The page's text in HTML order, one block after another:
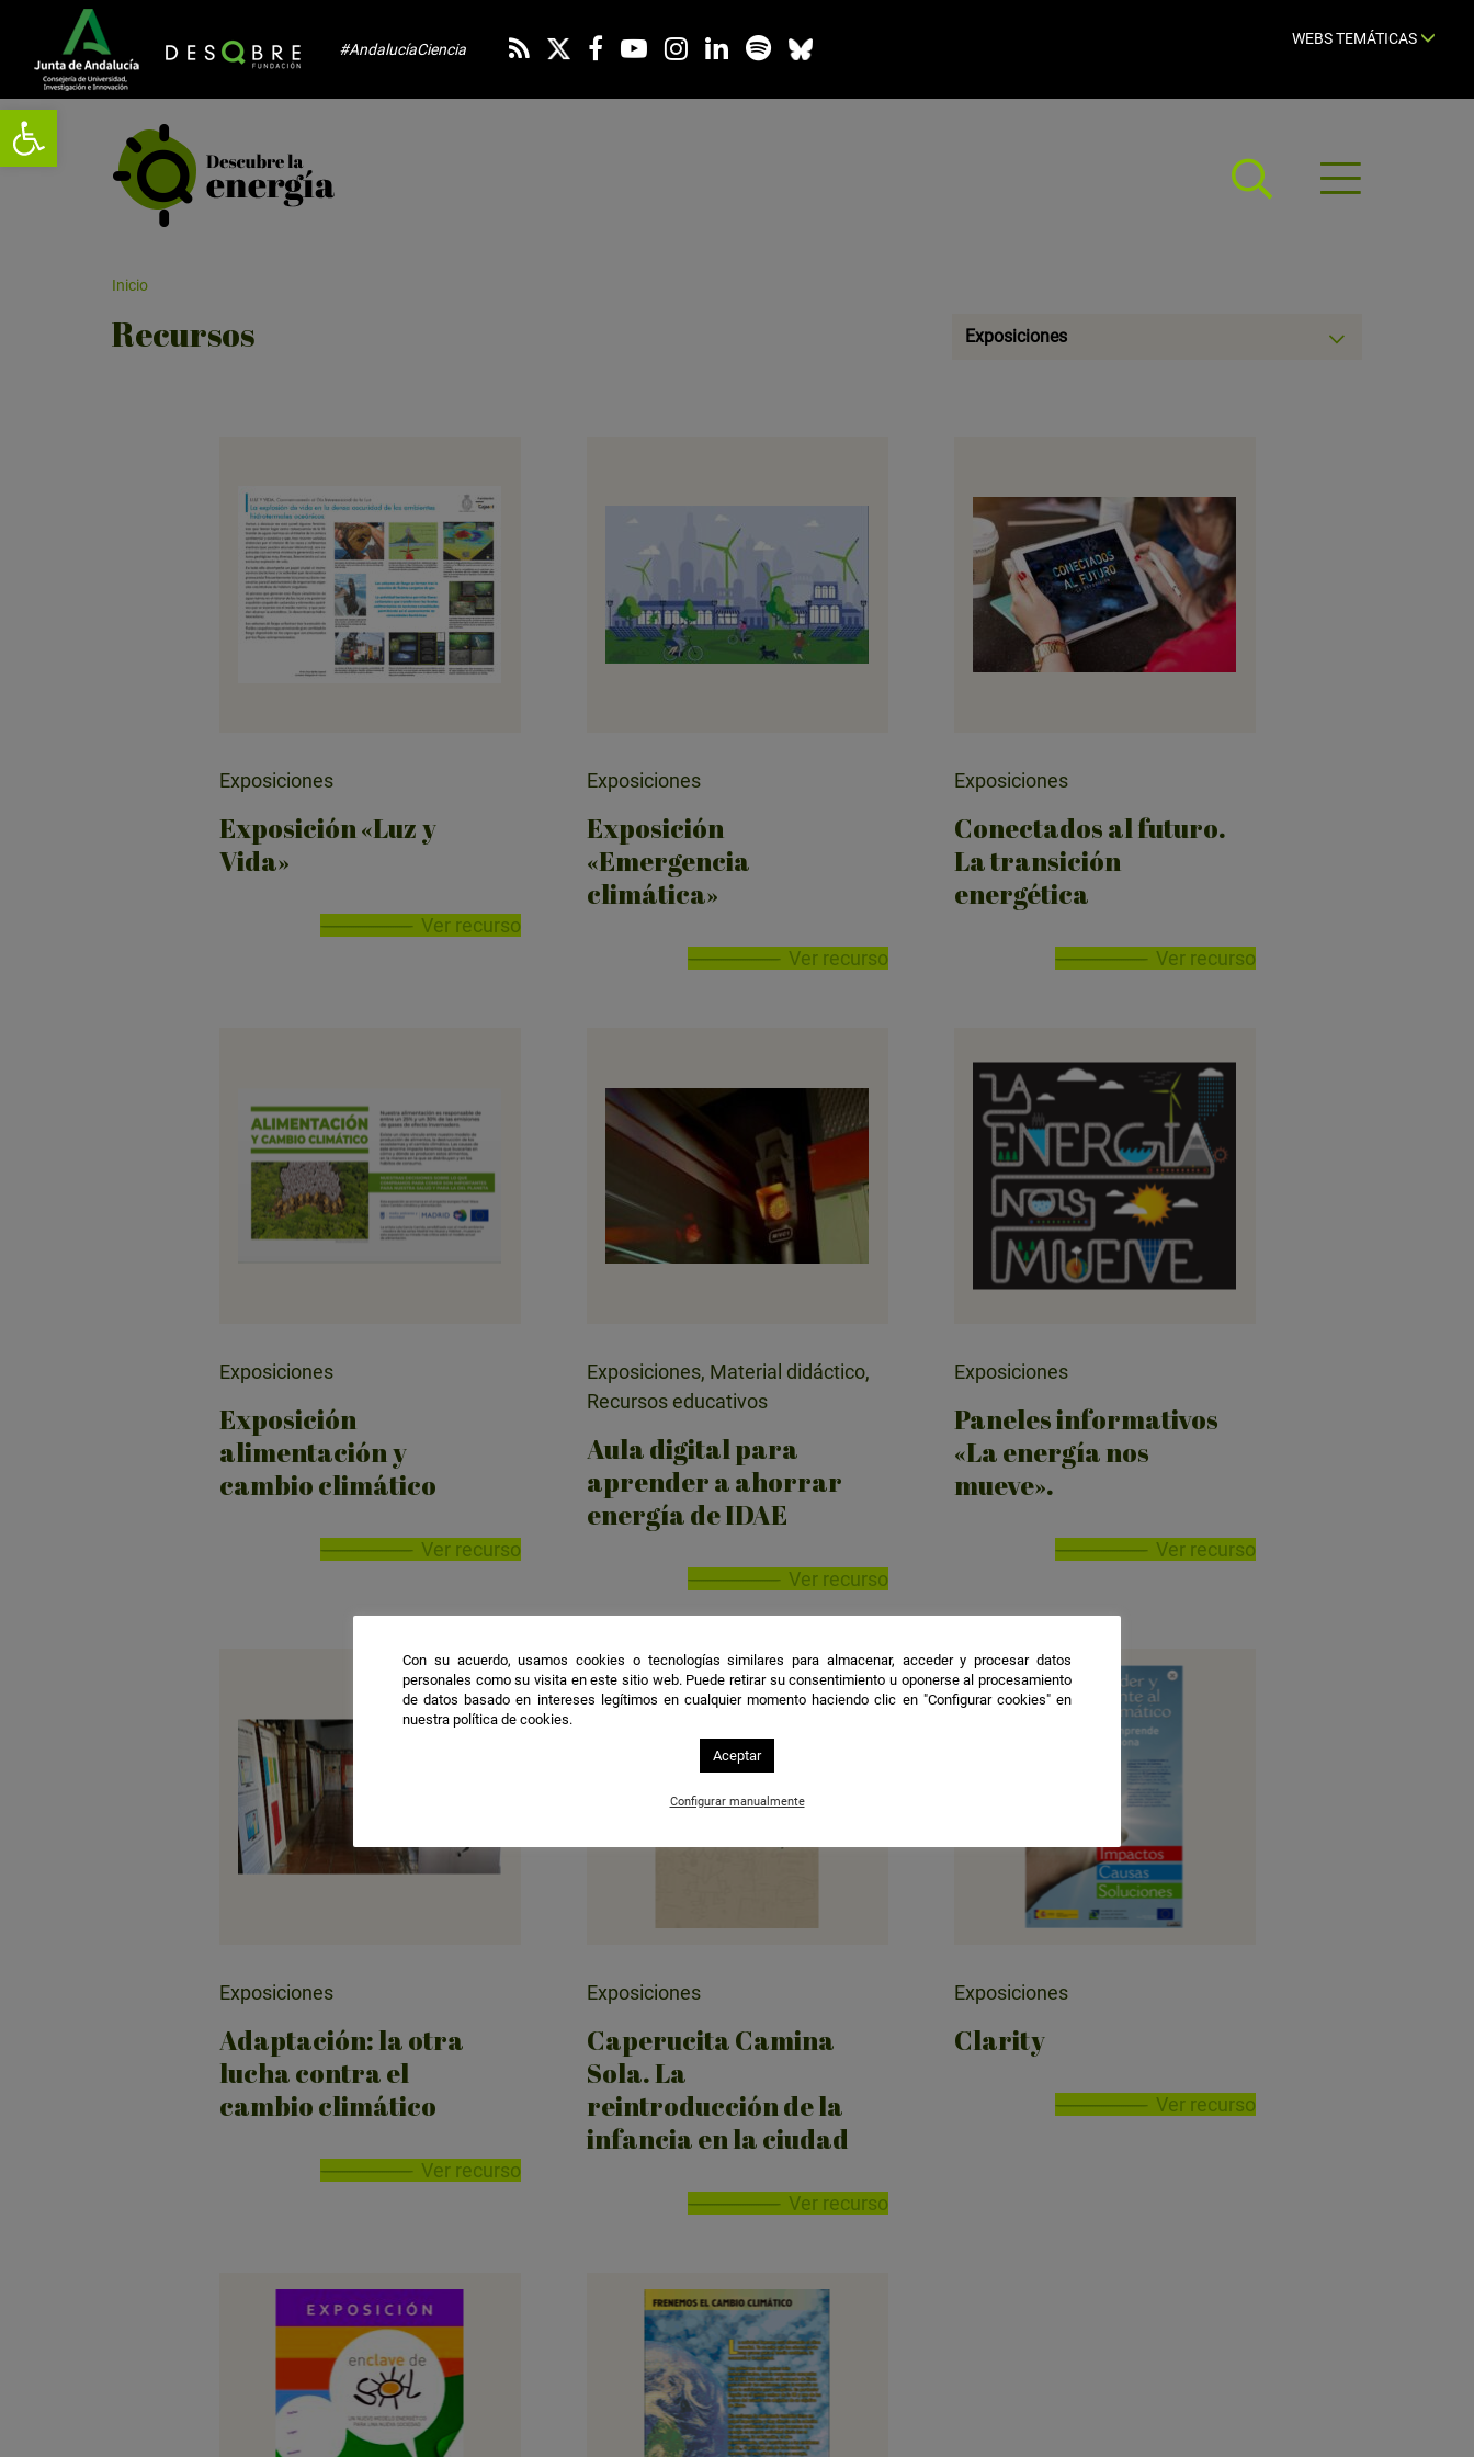
Abrir barra de herramientas
#AndalucíaCiencia
WEBS TEMÁTICAS
Abrir
menú
Inicio
Recursos
Seleccionar
Exposiciones
Exposiciones
Exposición «Luz y
Vida»
Ver recurso
Exposiciones
Exposición
«Emergencia
climática»
Ver recurso
Exposiciones
Conectados al futuro.
La transición
energética
Ver recurso
Exposiciones
Exposición
alimentación y
cambio climático
Ver recurso
Exposiciones, Material didáctico,
Recursos educativos
Aula digital para
aprender a ahorrar
energía de IDAE
Ver recurso
Exposiciones
Paneles informativos
«La energía nos
mueve».
Ver recurso
Exposiciones
Adaptación: la otra
lucha contra el
cambio climático
Ver recurso
Exposiciones
Caperucita Camina
Sola. La
reintroducción de la
infancia en la ciudad
Ver recurso
Exposiciones
Clarity
Ver recurso
Con su acuerdo, usamos cookies o tecnologías similares para almacenar, acceder y procesar datos
personales como su visita en este sitio web. Puede retirar su consentimiento u oponerse al procesamiento
de datos basado en intereses legítimos en cualquier momento haciendo clic en "Configurar cookies" en
nuestra política de cookies.
Aceptar
Configurar manualmente